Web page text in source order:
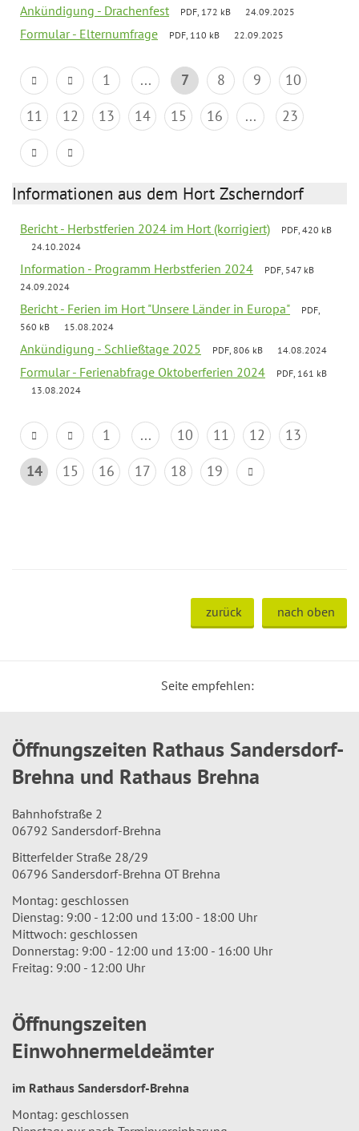
Ankündigung - Drachenfest PDF, 172 kB 24.09.2025
Formular - Elternumfrage PDF, 110 kB 22.09.2025
1 ... 7 8 9
10
11
12 13 14 15 16 ... 23
Informationen aus dem Hort Zscherndorf
Bericht - Herbstferien 2024 im Hort (korrigiert)
PDF, 420 kB
24.10.2024
Information - Programm Herbstferien 2024
PDF, 547 kB
24.09.2024
Bericht - Ferien im Hort "Unsere Länder in Europa"
PDF,
560 kB
15.08.2024
Ankündigung - Schließtage 2025 PDF, 806 kB 14.08.2024
Formular - Ferienabfrage Oktoberferien 2024
PDF, 161 kB
13.08.2024
1 ... 10 11 12
13
14
15 16 17 18 19
zurück nach oben
Seite empfehlen:
Öffnungszeiten Rathaus Sandersdorf-
Brehna und Rathaus Brehna
Bahnhofstraße 2
06792 Sandersdorf-Brehna
Bitterfelder Straße 28/29
06796 Sandersdorf-Brehna OT Brehna
Montag: geschlossen
Dienstag: 9:00 - 12:00 und 13:00 - 18:00 Uhr
Mittwoch: geschlossen
Donnerstag: 9:00 - 12:00 und 13:00 - 16:00 Uhr
Freitag: 9:00 - 12:00 Uhr
Öffnungszeiten
Einwohnermeldeämter
im Rathaus Sandersdorf-Brehna
Montag: geschlossen